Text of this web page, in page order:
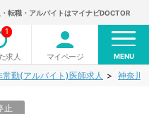
転職・アルバイトはマイナビDOCTOR
求人
1
マイページ MENU
常勤(アルバイト)医師求人 神奈川
止